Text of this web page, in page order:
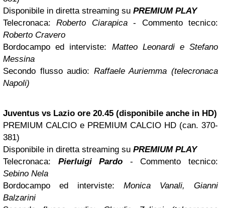
Disponibile in diretta streaming su PREMIUM PLAY
Telecronaca:Roberto Ciarapica- Commento tecnico:
Roberto Cravero
Bordocampo ed interviste: Matteo Leonardi e Stefano
Messina
Secondo flusso audio: Raffaele Auriemma (telecronaca
Napoli)
Juventus vs Lazio ore 20.45 (disponibile anche in HD)
PREMIUM CALCIO e PREMIUM CALCIO HD (can. 370-
381)
Disponibile in diretta streaming su PREMIUM PLAY
Telecronaca: Pierluigi Pardo
- Commento tecnico:
Sebino Nela
Bordocampo ed interviste: Monica Vanali, Gianni
Balzarini